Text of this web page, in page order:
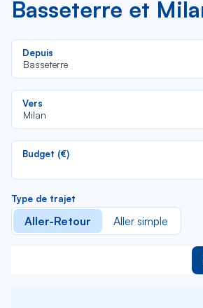
Basseterre et
Depuis
Basseterre
Vers
Milan
Budget (€)
Type de trajet
Aller-Retour Aller simple